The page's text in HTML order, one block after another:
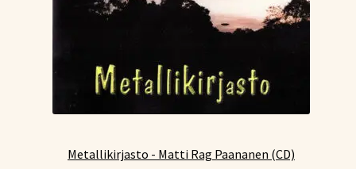
Metallikirjasto - Matti Rag Paananen (CD)